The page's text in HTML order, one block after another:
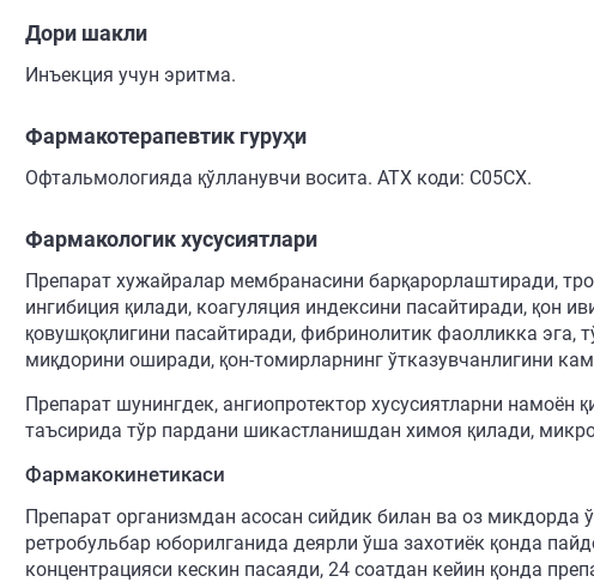
Дори шакли
Инъекция учун эритма.
Фармакотерапевтик гуруҳи
Офтальмологияда қўлланувчи восита. АТХ коди: С05СX.
Фармакологик хусусиятлари
Препарат хужайралар мембранасини барқарорлаштиради,
ингибиция қилади, коагуляция индексини пасайтиради, қон
қовушқоқлигини пасайтиради, фибринолитик фаолликка эга,
миқдорини оширади, қон-томирларнинг ўтказувчанлигини
Препарат шунингдек, ангиопротектор хусусиятларни намоён
таъсирида тўр пардани шикастланишдан химоя қилади,
Фармакокинетикаси
Препарат организмдан асосан сийдик билан ва оз микдорда
ретробульбар юборилганида деярли ўша захотиёк қонда
концентрацияси кескин пасаяди, 24 соатдан кейин қонда